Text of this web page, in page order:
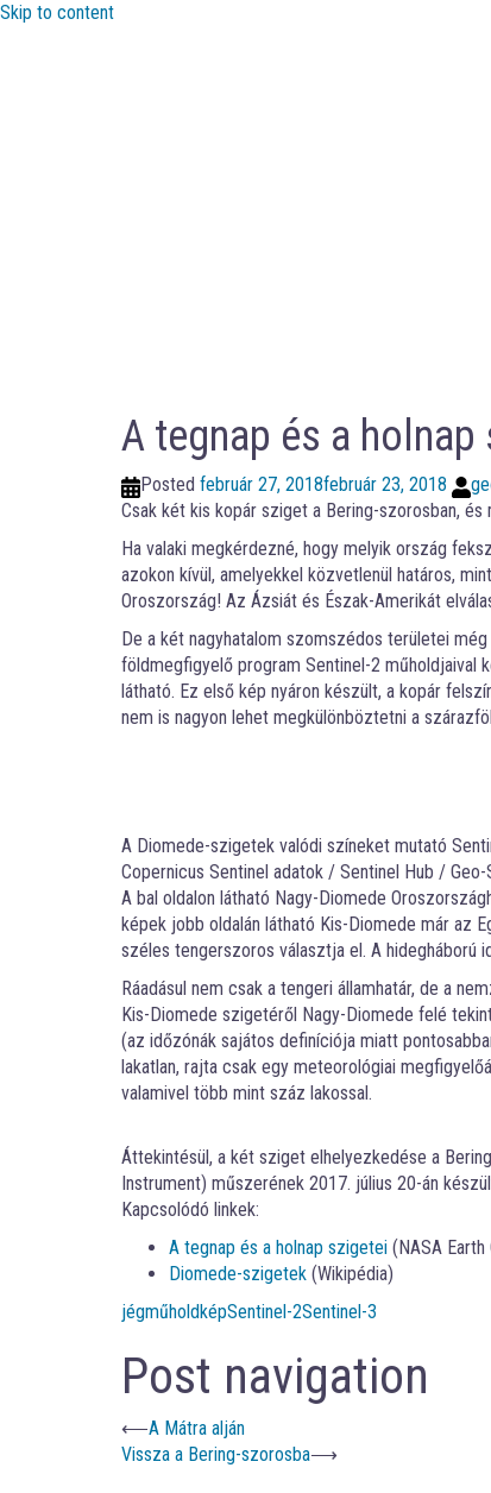
Skip to content
A tegnap és a holnap
Posted február 27, 2018február 23, 2018
Csak két kis kopár sziget a Bering-szorosban,
Ha valaki megkérdezné, hogy melyik ország
azokon kívül, amelyekkel közvetlenül határos,
Oroszország! Az Ázsiát és Észak-Amerikát
De a két nagyhatalom szomszédos területei
földmegfigyelő program Sentinel-2 műholdjaival
látható. Ez első kép nyáron készült, a kopár
nem is nagyon lehet megkülönböztetni a
A Diomede-szigetek valódi színeket mutató
Copernicus Sentinel adatok / Sentinel Hub / Geo-
A bal oldalon látható Nagy-Diomede
képek jobb oldalán látható Kis-Diomede már az
széles tengerszoros választja el. A hidegháború
Ráadásul nem csak a tengeri államhatár, de a
Kis-Diomede szigetéről Nagy-Diomede felé
(az időzónák sajátos definíciója miatt
lakatlan, rajta csak egy meteorológiai
valamivel több mint száz lakossal.
Áttekintésül, a két sziget elhelyezkedése a
Instrument) műszerének 2017. július 20-án
Kapcsolódó linkek:
A tegnap és a holnap szigetei (NASA
Diomede-szigetek (Wikipédia)
jégműholdképSentinel-2Sentinel-3
Post navigation
⟵A Mátra alján
Vissza a Bering-szorosba⟶